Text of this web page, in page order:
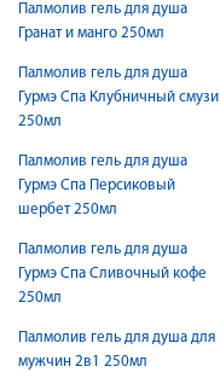
Палмолив гель для душа
Гранат и манго 250мл
Палмолив гель для душа
Гурмэ Спа Клубничный смузи
250мл
Палмолив гель для душа
Гурмэ Спа Персиковый
шербет 250мл
Палмолив гель для душа
Гурмэ Спа Сливочный кофе
250мл
Палмолив гель для душа для
мужчин 2в1 250мл